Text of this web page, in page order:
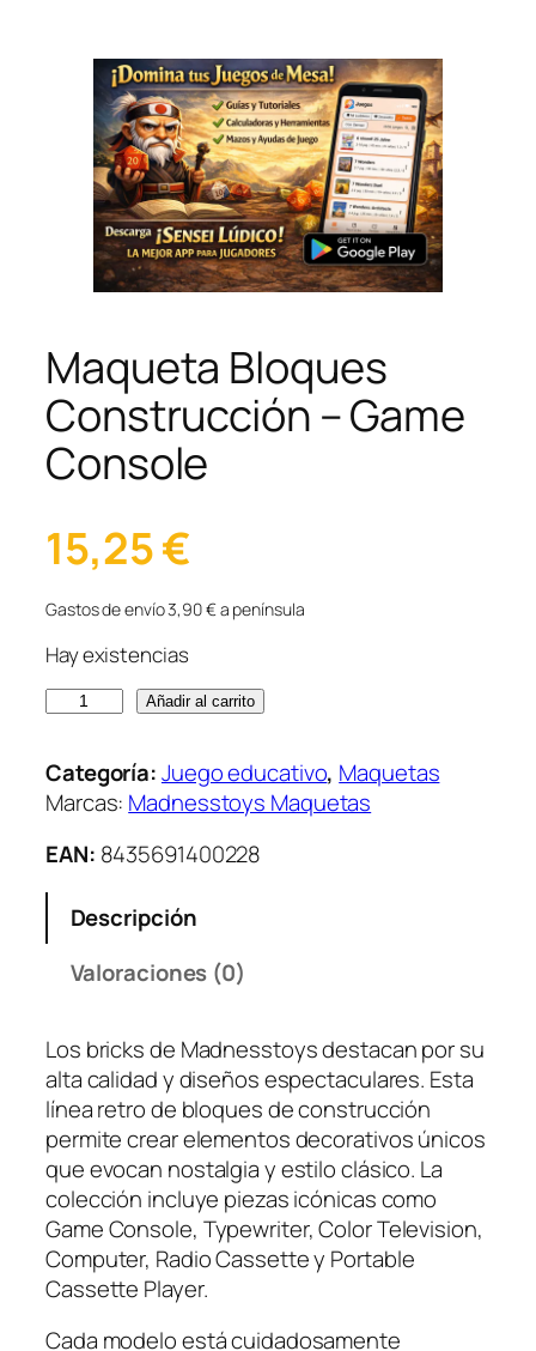
Maqueta Bloques
Construcción – Game
Console
15,25€
Gastos de envío 3,90 € a península
Hay existencias
q
u
e
t
l
e
s
C
o
n
s
t
r
u
c
Añadir al carrito
Categoría:Juego educativo, Maquetas
Marcas: Madnesstoys Maquetas
EAN: 8435691400228
Descripción
Valoraciones (0)
Los bricks de Madnesstoys destacan por su
alta calidad y diseños espectaculares. Esta
línea retro de bloques de construcción
permite crear elementos decorativos únicos
que evocan nostalgia y estilo clásico. La
colección incluye piezas icónicas como
Game Console, Typewriter, Color Television,
Computer, Radio Cassette y Portable
Cassette Player.
Cada modelo está cuidadosamente